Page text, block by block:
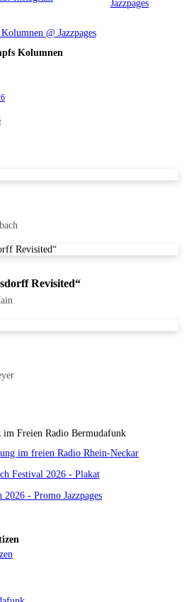
Kolumnen
Revisited“
im freien Radio Rhein-Neckar